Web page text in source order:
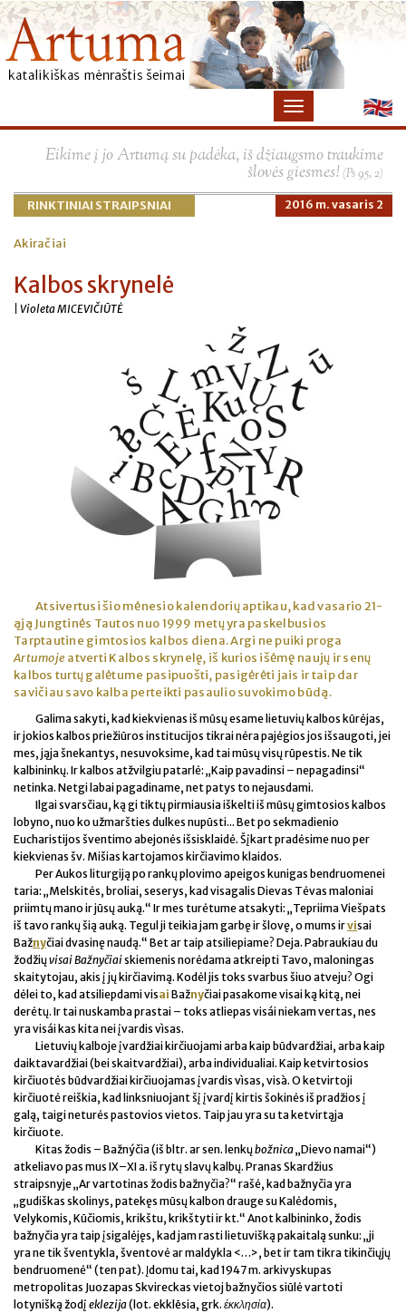
Eikime į jo Artumą su padėka, iš džiaugsmo traukime
šlovės giesmes! (Ps 95, 2)
RINKTINIAI STRAIPSNIAI 2016 m. vasaris 2
Akiračiai
Kalbos skrynelė
| Violeta MICEVIČIŪTĖ
Atsivertusi šio mėnesio kalendorių aptikau, kad vasario 21-
ąją Jungtinės Tautos nuo 1999 metų yra paskelbusios
Tarptautine gimtosios kalbos diena. Argi ne puiki proga
Artumojeatverti Kalbos skrynelę, iš kurios išėmę naujų ir senų
kalbos turtų galėtume pasipuošti, pasigėrėti jais ir taip dar
savičiau savo kalba perteikti pasaulio suvokimo būdą.
Galima sakyti, kad kiekvienas iš mūsų esame lietuvių kalbos kūrėjas,
ir jokios kalbos priežiūros institucijos tikrai nėra pajėgios jos išsaugoti, jei
mes, jąja šnekantys, nesuvoksime, kad tai mūsų visų rūpestis. Ne tik
kalbininkų. Ir kalbos atžvilgiu patarlė: „Kaip pavadinsi – nepagadinsi“
netinka. Netgi labai pagadiname, net patys to nejausdami.
Ilgai svarsčiau, ką gi tiktų pirmiausia iškelti iš mūsų gimtosios kalbos
lobyno, nuo ko užmaršties dulkes nupūsti... Bet po sekmadienio
Eucharistijos šventimo abejonės išsisklaidė. Šįkart pradėsime nuo per
kiekvienas šv. Mišias kartojamos kirčiavimo klaidos.
Per Aukos liturgiją po rankų plovimo apeigos kunigas bendruomenei
taria: „Melskitės, broliai, seserys, kad visagalis Dievas Tėvas maloniai
priimtų mano ir jūsų auką.“ Ir mes turėtume atsakyti: „Tepriima Viešpats
iš tavo rankų šią auką. Tegul ji teikia jam garbę ir šlovę, o mums irvisai
Bažnyčiai dvasinę naudą.“ Bet ar taip atsiliepiame? Deja. Pabraukiau du
žodžiųvisai Bažnyčiaiskiemenis norėdama atkreipti Tavo, maloningas
skaitytojau, akis į jų kirčiavimą. Kodėl jis toks svarbus šiuo atveju? Ogi
dėlei to, kad atsiliepdami visai Bažnyčiai pasakome visai ką kitą, nei
derėtų. Ir tai nuskamba prastai – toks atliepas visái niekam vertas, nes
yra visái kas kita nei įvardis vìsas.
Lietuvių kalboje įvardžiai kirčiuojami arba kaip būdvardžiai, arba kaip
daiktavardžiai (bei skaitvardžiai), arba individualiai. Kaip ketvirtosios
kirčiuotės būdvardžiai kirčiuojamas įvardis vìsas, visà. O ketvirtoji
kirčiuotė reiškia, kad linksniuojant šį įvardį kirtis šokinės iš pradžios į
galą, taigi neturės pastovios vietos. Taip jau yra su ta ketvirtąja
kirčiuote.
Kitas žodis – Bažnýčia (iš bltr. ar sen. lenkųbožnica„Dievo namai“)
atkeliavo pas mus IX–XI a. iš rytų slavų kalbų. Pranas Skardžius
straipsnyje „Ar vartotinas žodis bažnyčia?“ rašė, kad bažnyčia yra
„gudiškas skolinys, patekęs mūsų kalbon drauge su Kalėdomis,
Velykomis, Kūčiomis, krikštu, krikštyti ir kt.“ Anot kalbininko, žodis
bažnyčia yra taip įsigalėjęs, kad jam rasti lietuvišką pakaitalą sunku: „ji
yra ne tik šventykla, šventovė ar maldykla <…>, bet ir tam tikra tikinčiųjų
bendruomenė“ (ten pat). Įdomu tai, kad 1947 m. arkivyskupas
metropolitas Juozapas Skvireckas vietoj bažnyčios siūlė vartoti
lotynišką žodį eklezija(lot. ekklēsia, grk. ἐκκλησία).
×